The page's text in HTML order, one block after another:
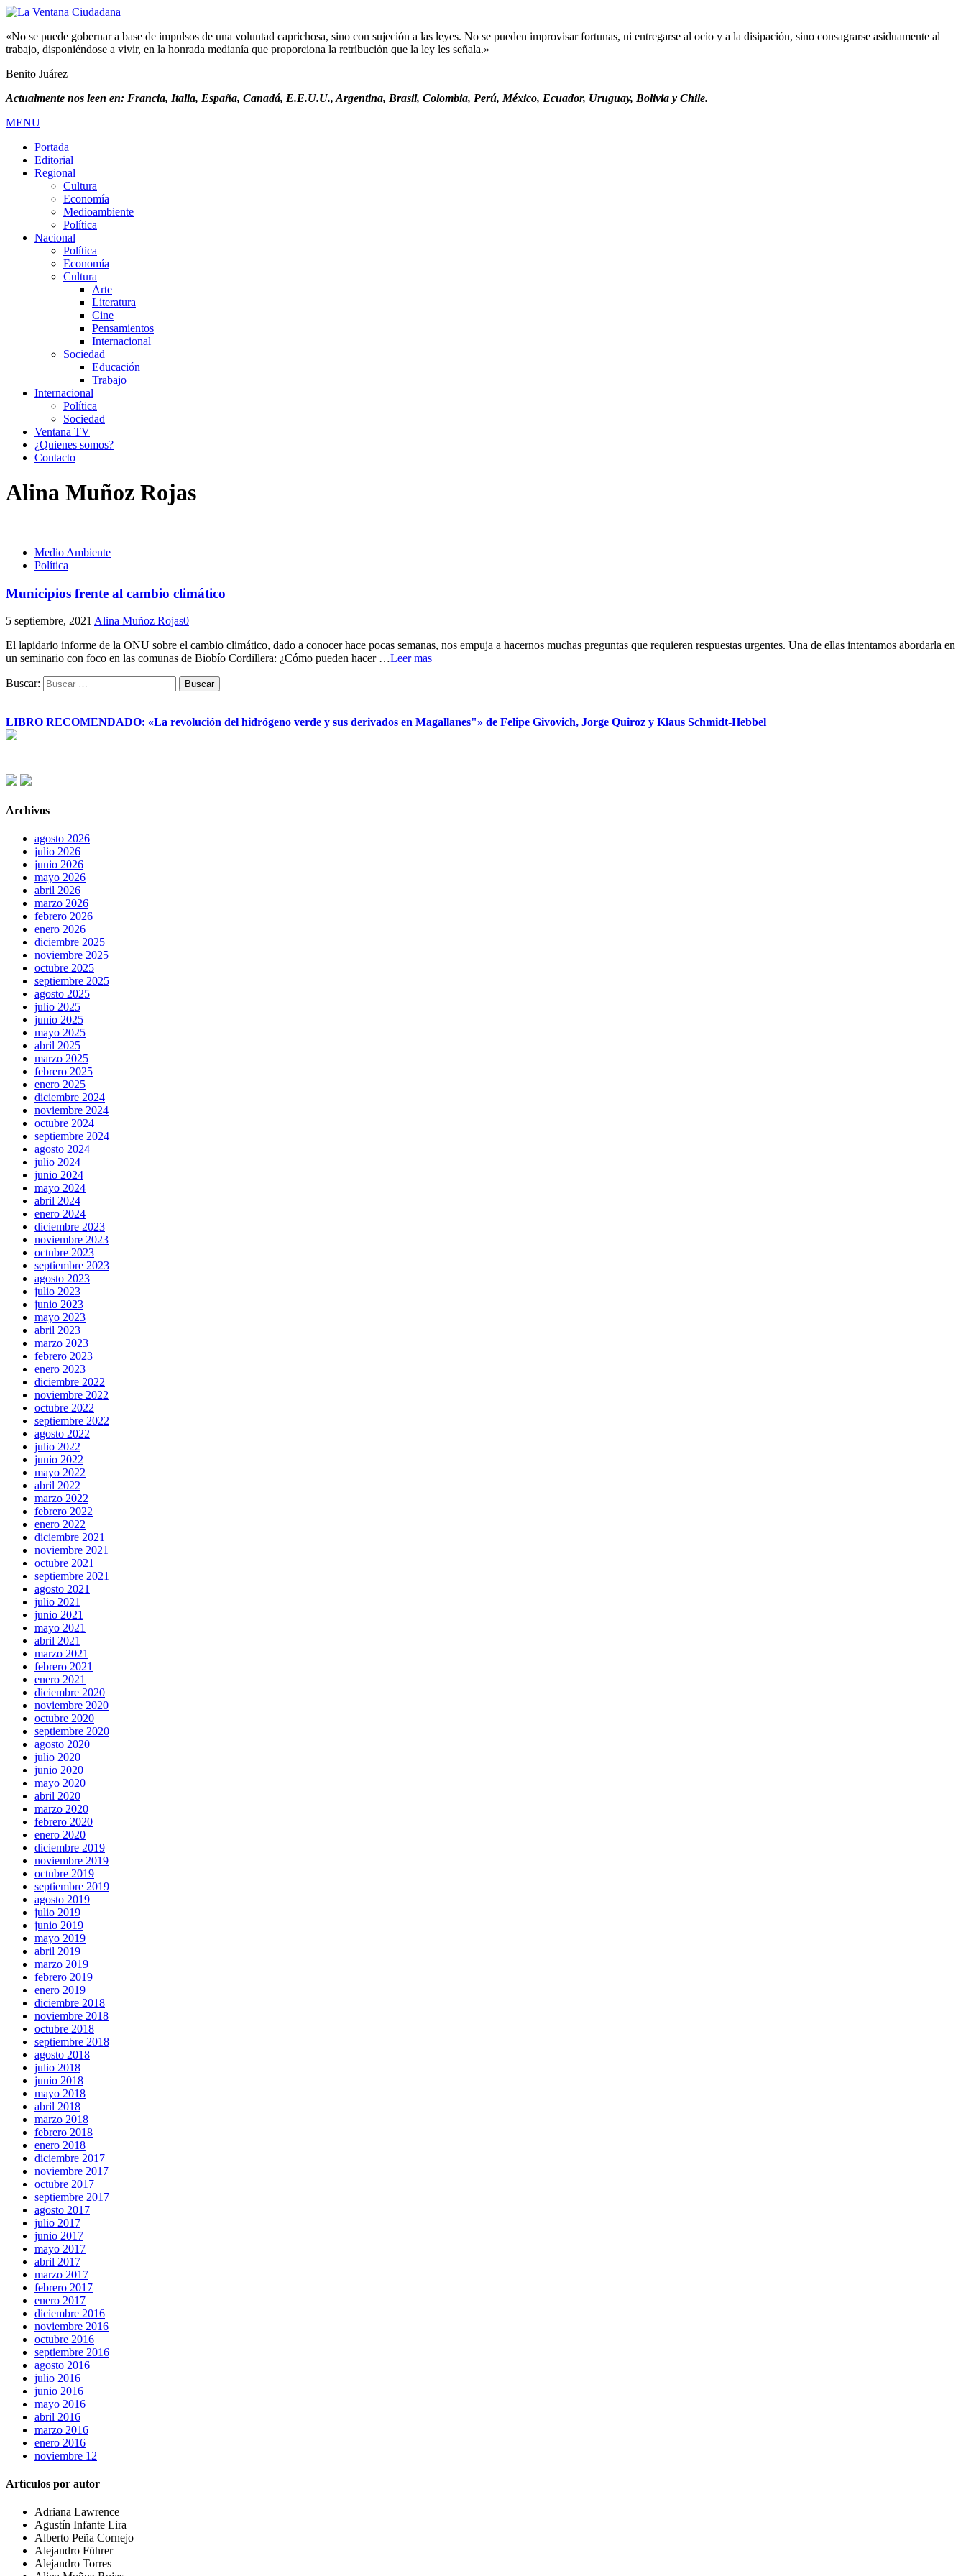
«No se puede gobernar a base de impulsos de una voluntad caprichosa, sino con sujeción a las leyes. No se pueden improvisar fortunas, ni entregarse al ocio y a la disipación, sino consagrarse asiduamente al
trabajo, disponiéndose a vivir, en la honrada medianía que proporciona la retribución que la ley les señala.»
Benito Juárez
Actualmente nos leen en: Francia, Italia, España, Canadá, E.E.U.U., Argentina, Brasil, Colombia, Perú, México, Ecuador, Uruguay, Bolivia y Chile.
MENU
Portada
Editorial
Regional
Cultura
Economía
Medioambiente
Política
Nacional
Política
Economía
Cultura
Arte
Literatura
Cine
Pensamientos
Internacional
Sociedad
Educación
Trabajo
Internacional
Política
Sociedad
Ventana TV
¿Quienes somos?
Contacto
Alina Muñoz Rojas
Medio Ambiente
Política
Municipios frente al cambio climático
5 septiembre, 2021 Alina Muñoz Rojas0
El lapidario informe de la ONU sobre el cambio climático, dado a conocer hace pocas semanas, nos empuja a hacernos muchas preguntas que requieren respuestas urgentes. Una de ellas intentamos abordarla en
un seminario con foco en las comunas de Biobío Cordillera: ¿Cómo pueden hacer …Leer mas +
Buscar:
LIBRO RECOMENDADO: «La revolución del hidrógeno verde y sus derivados en Magallanes"» de Felipe Givovich, Jorge Quiroz y Klaus Schmidt-Hebbel
Archivos
agosto 2026
julio 2026
junio 2026
mayo 2026
abril 2026
marzo 2026
febrero 2026
enero 2026
diciembre 2025
noviembre 2025
octubre 2025
septiembre 2025
agosto 2025
julio 2025
junio 2025
mayo 2025
abril 2025
marzo 2025
febrero 2025
enero 2025
diciembre 2024
noviembre 2024
octubre 2024
septiembre 2024
agosto 2024
julio 2024
junio 2024
mayo 2024
abril 2024
enero 2024
diciembre 2023
noviembre 2023
octubre 2023
septiembre 2023
agosto 2023
julio 2023
junio 2023
mayo 2023
abril 2023
marzo 2023
febrero 2023
enero 2023
diciembre 2022
noviembre 2022
octubre 2022
septiembre 2022
agosto 2022
julio 2022
junio 2022
mayo 2022
abril 2022
marzo 2022
febrero 2022
enero 2022
diciembre 2021
noviembre 2021
octubre 2021
septiembre 2021
agosto 2021
julio 2021
junio 2021
mayo 2021
abril 2021
marzo 2021
febrero 2021
enero 2021
diciembre 2020
noviembre 2020
octubre 2020
septiembre 2020
agosto 2020
julio 2020
junio 2020
mayo 2020
abril 2020
marzo 2020
febrero 2020
enero 2020
diciembre 2019
noviembre 2019
octubre 2019
septiembre 2019
agosto 2019
julio 2019
junio 2019
mayo 2019
abril 2019
marzo 2019
febrero 2019
enero 2019
diciembre 2018
noviembre 2018
octubre 2018
septiembre 2018
agosto 2018
julio 2018
junio 2018
mayo 2018
abril 2018
marzo 2018
febrero 2018
enero 2018
diciembre 2017
noviembre 2017
octubre 2017
septiembre 2017
agosto 2017
julio 2017
junio 2017
mayo 2017
abril 2017
marzo 2017
febrero 2017
enero 2017
diciembre 2016
noviembre 2016
octubre 2016
septiembre 2016
agosto 2016
julio 2016
junio 2016
mayo 2016
abril 2016
marzo 2016
enero 2016
noviembre 12
Artículos por autor
Adriana Lawrence
Agustín Infante Lira
Alberto Peña Cornejo
Alejandro Führer
Alejandro Torres